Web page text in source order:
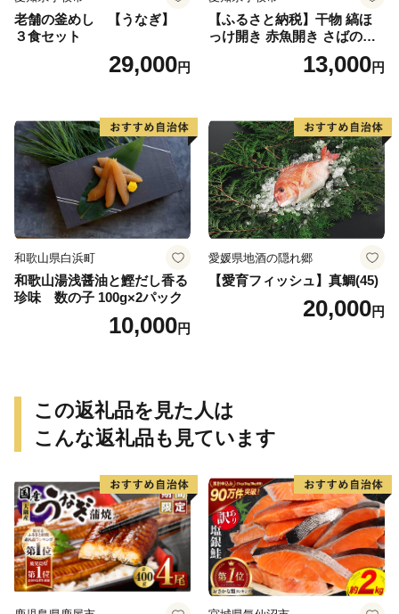
老舗の釜めし 【うなぎ】
３食セット
29,000円
【ふるさと納税】干物 縞ほ
っけ開き 赤魚開き さばの開
き 魚醤干し 3種 セット 詰め
合わせ 魚 おかず 肉厚 おいし
取り寄せグルメ 魚醤 ナンプ
ラー 愛知県 小牧市 冷凍 送料
無料
13,000円
和歌山県白浜町
和歌山湯浅醤油と鰹だし香る
珍味 数の子 100g×2パック
10,000円
愛媛県地酒の隠れ郷
【愛育フィッシュ】真鯛(45)
20,000円
この返礼品を見た人は
こんな返礼品も見ています